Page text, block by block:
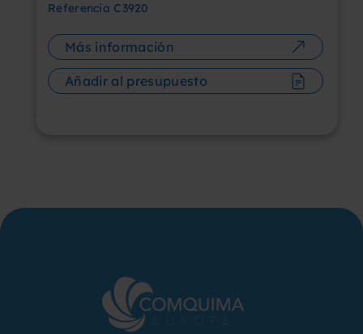
Referencia C3920
Más información
Añadir al presupuesto